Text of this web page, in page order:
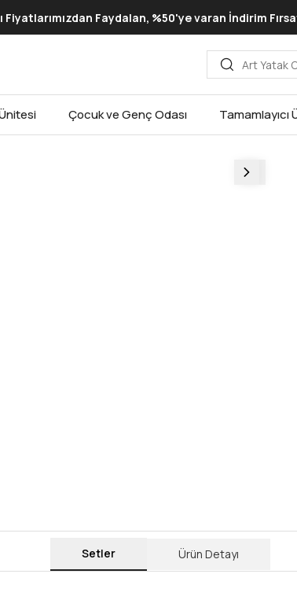
Fiyatlarımızdan Faydalan, %50'ye varan İndirim
Çocuk ve Genç Odası Tamamlayıcı
Setler Ürün Detayı